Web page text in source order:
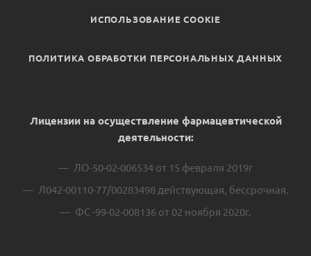
ИСПОЛЬЗОВАНИЕ COOKIE
ПОЛИТИКА ОБРАБОТКИ ПЕРСОНАЛЬНЫХ ДАННЫХ
Лицензии на осуществление фармацевтической
деятельности:
ЛО-50-02-006534 от 15 февраля 2019г
Л042-00110-77/00283498 действующая, бессрочная.
ФС -99-02-008136 от 02 ноября 2020г.